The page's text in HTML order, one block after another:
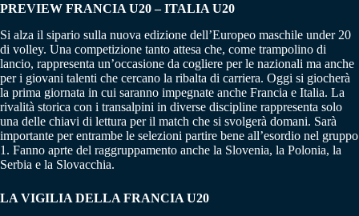
PREVIEW FRANCIA U20 – ITALIA U20
Si alza il sipario sulla nuova edizione dell’Europeo maschile under 20
di volley. Una competizione tanto attesa che, come trampolino di
lancio, rappresenta un’occasione da cogliere per le nazionali ma anche
per i giovani talenti che cercano la ribalta di carriera. Oggi si giocherà
la prima giornata in cui saranno impegnate anche Francia e Italia. La
rivalità storica con i transalpini in diverse discipline rappresenta solo
una delle chiavi di lettura per il match che si svolgerà domani. Sarà
importante per entrambe le selezioni partire bene all’esordio nel gruppo
1. Fanno aprte del raggruppamento anche la Slovenia, la Polonia, la
Serbia e la Slovacchia.
LA VIGILIA DELLA FRANCIA U20